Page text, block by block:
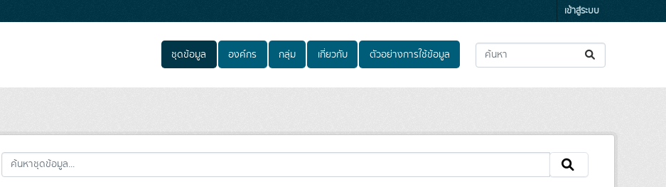
เข้าสู่ระบบ
ชุดข้อมูล องค์กร กลุ่ม เกี่ยวกับ ตัวอย่างการใช้ข้อมูล